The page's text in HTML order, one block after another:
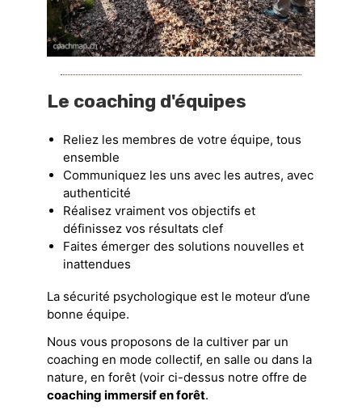
Le coaching d'équipes
Reliez les membres de votre équipe, tous
ensemble
Communiquez les uns avec les autres, avec
authenticité
Réalisez vraiment vos objectifs et
définissez vos résultats clef
Faites émerger des solutions nouvelles et
inattendues
La sécurité psychologique est le moteur d’une
bonne équipe.
Nous vous proposons de la cultiver par un
coaching en mode collectif, en salle ou dans la
nature, en forêt (voir ci-dessus notre offre de
coaching immersif en forêt.